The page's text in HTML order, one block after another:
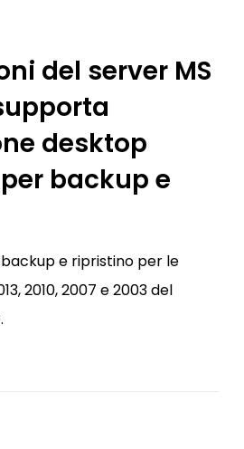
del server MS
desktop
backup e
e ripristino per le
2010, 2007 e 2003 del